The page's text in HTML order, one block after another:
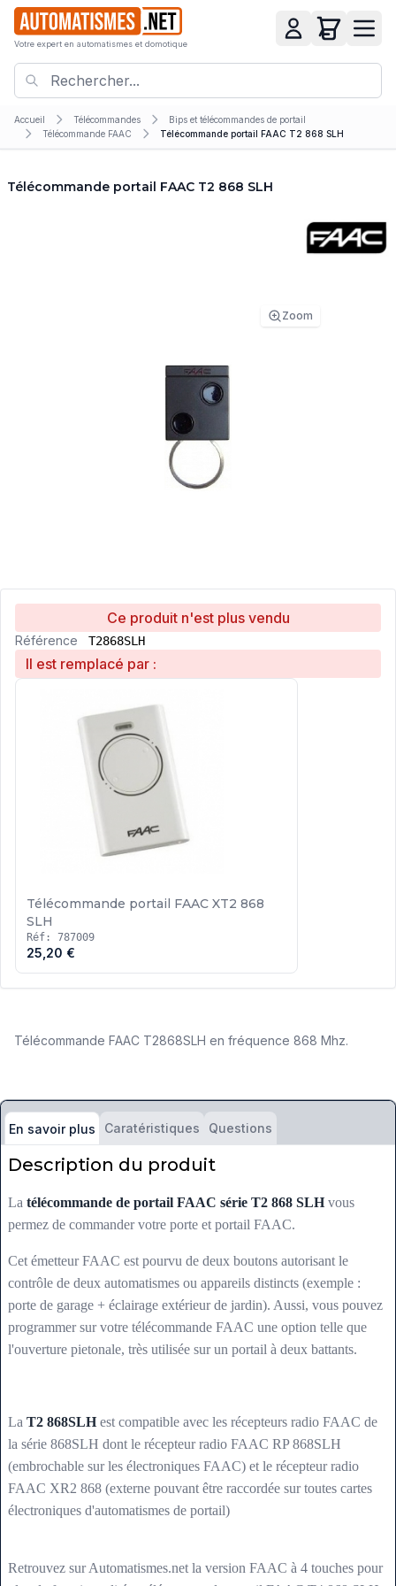
Votre expert en automatismes et domotique
Accueil Télécommandes
Bips et télécommandes de portail
Télécommande FAAC
Télécommande portail FAAC T2 868 SLH
Télécommande portail FAAC T2 868 SLH
Zoom
Ce produit n'est plus vendu
Référence T2868SLH
Il est remplacé par :
Télécommande portail FAAC XT2 868
SLH
Réf: 787009
25,20 €
Télécommande FAAC T2868SLH en fréquence 868 Mhz.
En savoir plus Caratéristiques Questions
Description du produit
La télécommande de portail FAAC série T2 868 SLHvous
permez de commander votre porte et portail FAAC.
Cet émetteur FAAC est pourvu de deux boutons autorisant le
contrôle de deux automatismes ou appareils distincts (exemple :
porte de garage + éclairage extérieur de jardin). Aussi, vous pouvez
programmer sur votre télécommande FAAC une option telle que
l'ouverture pietonale, très utilisée sur un portail à deux battants.
La T2 868SLHest compatible avec les récepteurs radio FAAC de
la série 868SLH dont le récepteur radio FAAC RP 868SLH
(embrochable sur les électroniques FAAC) et le récepteur radio
FAAC XR2 868 (externe pouvant être raccordée sur toutes cartes
électroniques d'automatismes de portail)
Retrouvez sur Automatismes.net la version FAAC à 4 touches pour